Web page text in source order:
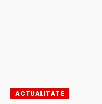
ACTUALITATE